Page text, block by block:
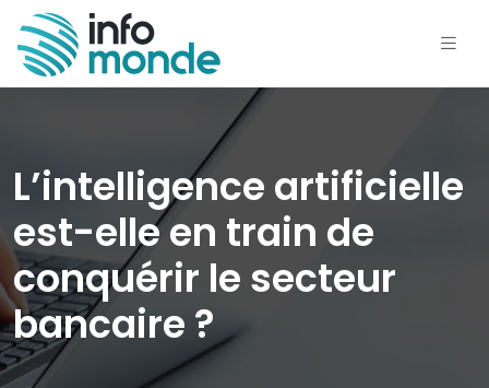
L’intelligence artificielle
est-elle en train de
conquérir le secteur
bancaire ?